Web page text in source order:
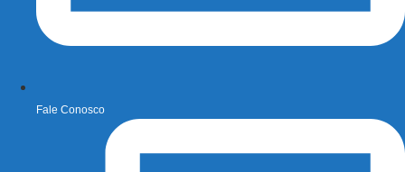
Fale Conosco